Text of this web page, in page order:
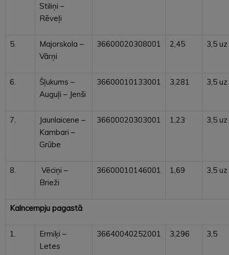
Stiliņi –
Rēveļi
5.
Majorskola –
Vārņi
36600020308001 2,45 3,5
6.
Šļukums –
Auguļi – Jenši
36600010133001 3,281 3,5
7.
Jaunlaicene –
Kambari –
Grūbe
36600020303001 1,23 3,5
8.
Vēciņi –
Brieži
36600010146001 1,69 3,5
Kalncempju pagastā
1.
Ermiķi –
Letes
36640040252001 3,296 3,5